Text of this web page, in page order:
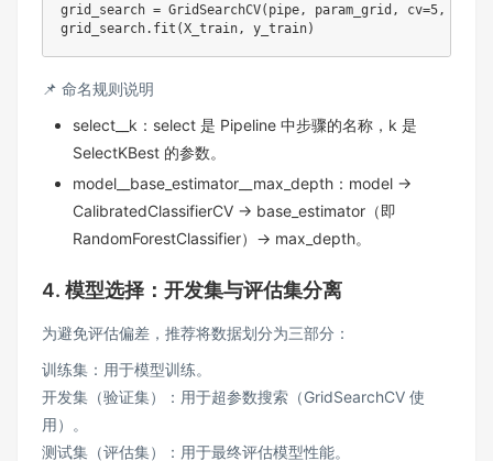
grid_search = GridSearchCV( pipe, param_grid , cv=5,
grid_search. fit (X_train, y_train)
📌 命名规则说明
select__k：select 是 Pipeline 中步骤的名称，k 是
SelectKBest 的参数。
model__base_estimator__max_depth：model →
CalibratedClassifierCV → base_estimator（即
RandomForestClassifier）→ max_depth。
4. 模型选择：开发集与评估集分离
为避免评估偏差，推荐将数据划分为三部分：
训练集：用于模型训练。
开发集（验证集）：用于超参数搜索（GridSearchCV 使
用）。
测试集（评估集）：用于最终评估模型性能。